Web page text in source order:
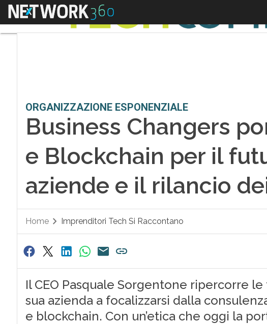
Menu
ORGANIZZAZIONE ESPONENZIALE
Business Changers
e Blockchain per il
aziende e il rilancio
Home Imprenditori Tech Si Raccontano
Il CEO Pasquale Sorgentone ripercorre
sua azienda a focalizzarsi dalla
e blockchain. Con un’etica che oggi la